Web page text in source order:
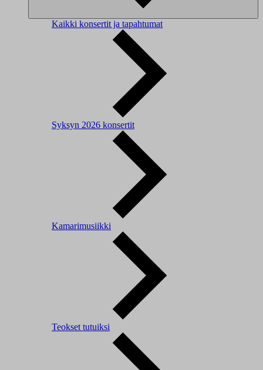
Kaikki konsertit ja tapahtumat
Syksyn 2026 konsertit
Kamarimusiikki
Teokset tutuiksi